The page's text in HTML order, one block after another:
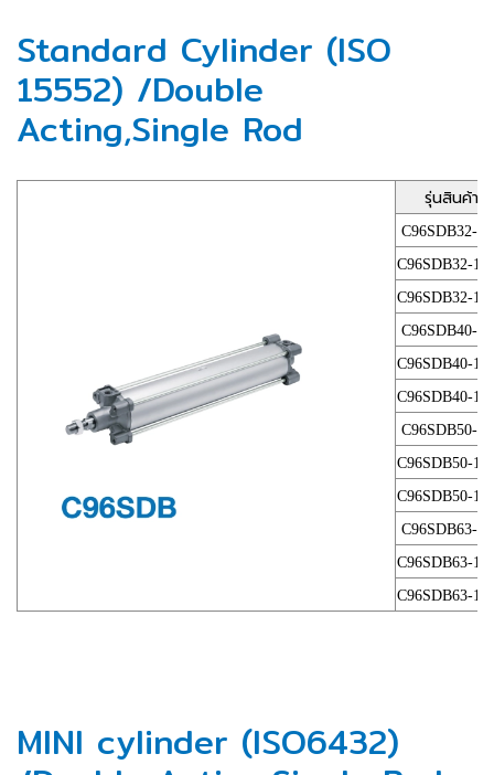
Standard Cylinder (ISO
15552) /Double
Acting,Single Rod
รุ่นสินค้า
C96SDB32-
C96SDB32-
C96SDB32-
C96SDB40-
C96SDB40-
C96SDB40-
C96SDB50-
C96SDB50-
C96SDB50-
C96SDB63-
C96SDB63-
C96SDB63-
MINI cylinder (ISO6432)